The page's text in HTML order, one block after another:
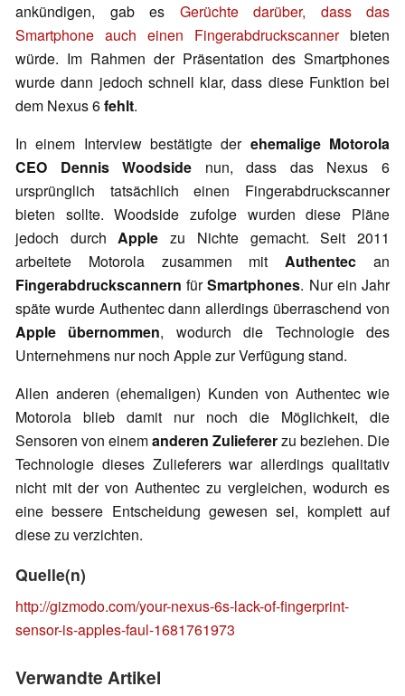
ankündigen, gab es Gerüchte darüber, dass das
Smartphone auch einen Fingerabdruckscannerbieten
würde. Im Rahmen der Präsentation des Smartphones
wurde dann jedoch schnell klar, dass diese Funktion bei
dem Nexus 6fehlt.
In einem Interview bestätigte der ehemalige Motorola
CEO Dennis Woodside nun, dass das Nexus 6
ursprünglich tatsächlich einen Fingerabdruckscanner
bieten sollte. Woodside zufolge wurden diese Pläne
jedoch durchApple zu Nichte gemacht. Seit 2011
arbeitete Motorola zusammen mitAuthentec an
FingerabdruckscannernfürSmartphones. Nur ein Jahr
späte wurde Authentec dann allerdings überraschend von
Apple übernommen, wodurch die Technologie des
Unternehmens nur noch Apple zur Verfügung stand.
Allen anderen (ehemaligen) Kunden von Authentec wie
Motorola blieb damit nur noch die Möglichkeit, die
Sensoren von einemanderen Zuliefererzu beziehen. Die
Technologie dieses Zulieferers war allerdings qualitativ
nicht mit der von Authentec zu vergleichen, wodurch es
eine bessere Entscheidung gewesen sei, komplett auf
diese zu verzichten.
Quelle(n)
http://gizmodo.com/your-nexus-6s-lack-of-fingerprint-
sensor-is-apples-faul-1681761973
Verwandte Artikel